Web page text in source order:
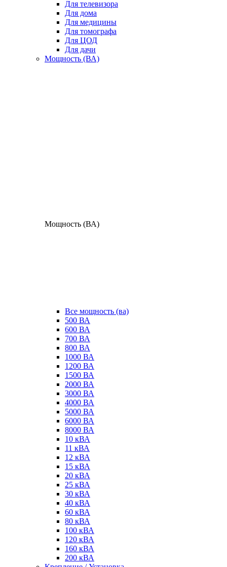
Для телевизора
Для дома
Для медицины
Для томографа
Для ЦОД
Для дачи
Мощность (ВА)
Мощность (ВА)
Все мощность (ва)
500 ВА
600 ВА
700 ВА
800 ВА
1000 ВА
1200 ВА
1500 ВА
2000 ВА
3000 ВА
4000 ВА
5000 ВА
6000 ВА
8000 ВА
10 кВА
11 кВА
12 кВА
15 кВА
20 кВА
25 кВА
30 кВА
40 кВА
60 кВА
80 кВА
100 кВА
120 кВА
160 кВА
200 кВА